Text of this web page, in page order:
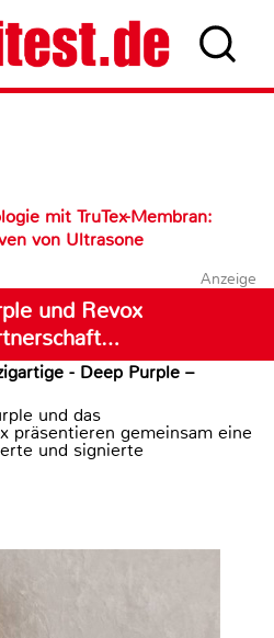
mit TruTex-Membran:
von Ultrasone
Anzeige
und Revox
- Deep Purple –
und das
präsentieren gemeinsam eine
und signierte